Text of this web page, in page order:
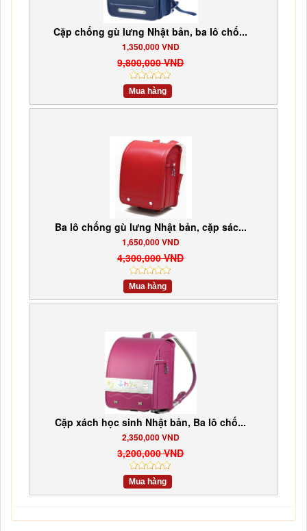
Cặp chống gù lưng Nhật bản, ba lô chố...
1,350,000 VND
9,800,000 VND
Mua hàng
Ba lô chống gù lưng Nhật bản, cặp sác...
1,650,000 VND
4,300,000 VND
Mua hàng
Cặp xách học sinh Nhật bản, Ba lô chố...
2,350,000 VND
3,200,000 VND
Mua hàng